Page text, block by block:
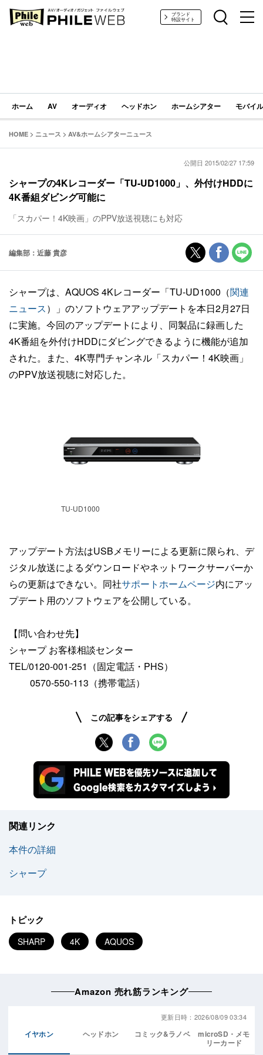
PHILE WEB｜AV/オーディオ/ガジェットブランド
特設サイト
ホーム AV オーディオ ヘッドホン ホームシアター モバイ
HOME > ニュース > AV&ホームシアターニュース
公開日 2015/02/27 17:59
シャープの4Kレコーダー「TU-UD1000」、外付けHDDに
4K番組ダビング可能に
「スカパー！4K映画」のPPV放送視聴にも対応
編集部：近藤 貴彦
シャープは、AQUOS 4Kレコーダー「TU-UD1000（関連
ニュース）」のソフトウェアアップデートを本日2月27日
に実施。今回のアップデートにより、同製品に録画した
4K番組を外付けHDDにダビングできるように機能が追加
された。また、4K専門チャンネル「スカパー！4K映画」
のPPV放送視聴に対応した。
TU-UD1000
アップデート方法はUSBメモリーによる更新に限られ、デ
ジタル放送によるダウンロードやネットワークサーバーか
らの更新はできない。同社サポートホームページ内にアッ
プデート用のソフトウェアを公開している。
【問い合わせ先】
シャープ お客様相談センター
TEL/0120-001-251（固定電話・PHS）
0570-550-113（携帯電話）
この記事をシェアする
関連リンク
本件の詳細
シャープ
トピック
SHARP 4K AQUOS